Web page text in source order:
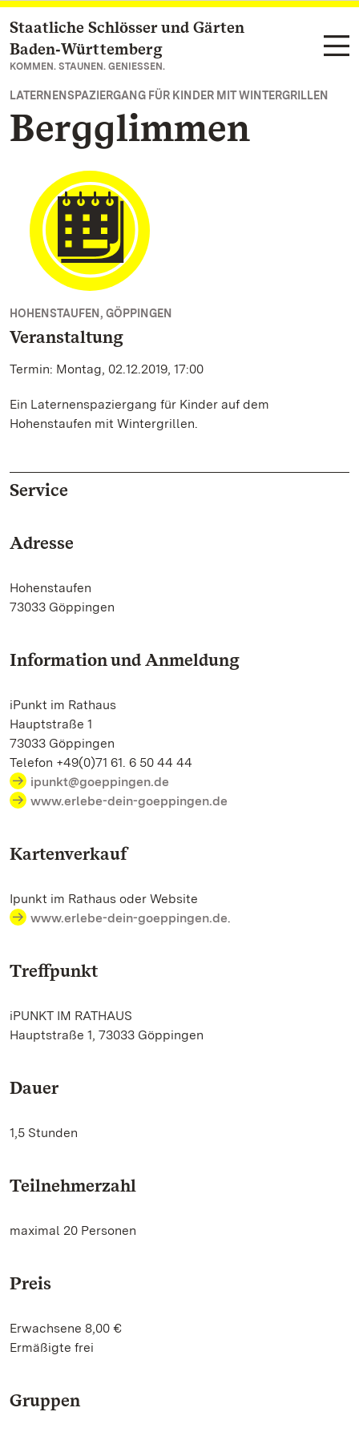
Zum Hauptinhalt springen
Staatliche Schlösser und Gärten
Baden‑Württemberg
KOMMEN. STAUNEN. GENIESSEN.
LATERNENSPAZIERGANG FÜR KINDER MIT WINTERGRILLEN
Bergglimmen
HOHENSTAUFEN, GÖPPINGEN
Veranstaltung
Termin: Montag, 02.12.2019, 17:00
Ein Laternenspaziergang für Kinder auf dem
Hohenstaufen mit Wintergrillen.
Service
Adresse
Hohenstaufen
73033 Göppingen
Information und Anmeldung
iPunkt im Rathaus
Hauptstraße 1
73033 Göppingen
Telefon +49(0)71 61. 6 50 44 44
ipunkt@goeppingen.de
www.erlebe-dein-goeppingen.de
Kartenverkauf
Ipunkt im Rathaus oder Website
www.erlebe-dein-goeppingen.de.
Treffpunkt
iPUNKT IM RATHAUS
Hauptstraße 1, 73033 Göppingen
Dauer
1,5 Stunden
Teilnehmerzahl
maximal 20 Personen
Preis
Erwachsene 8,00 €
Ermäßigte frei
Gruppen